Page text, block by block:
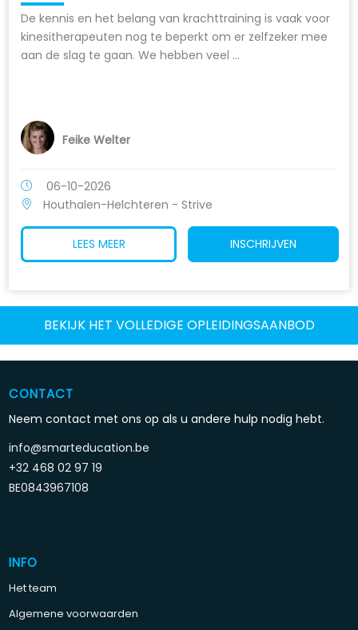
De kennis en het belang van krachttraining is vaak voor
kinesitherapeuten nog te beperkt om er zelfzeker mee
aan de slag te gaan. We hebben veel ...
Feike Welter
06-10-2026
Houthalen-Helchteren - Strive
LEES MEER INSCHRIJVEN
BEKIJK HET VOLLEDIGE OPLEIDINGSAANBOD
CONTACT
Neem contact met ons op als u andere hulp nodig hebt.
info@smarteducation.be
+32 468 02 97 19
BE0843967108
INFO
Het team
Algemene voorwaarden